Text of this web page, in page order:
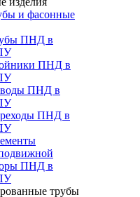
и фасонные
ПНД в
ПНД в
ПНД в
ПНД в
ПНД в